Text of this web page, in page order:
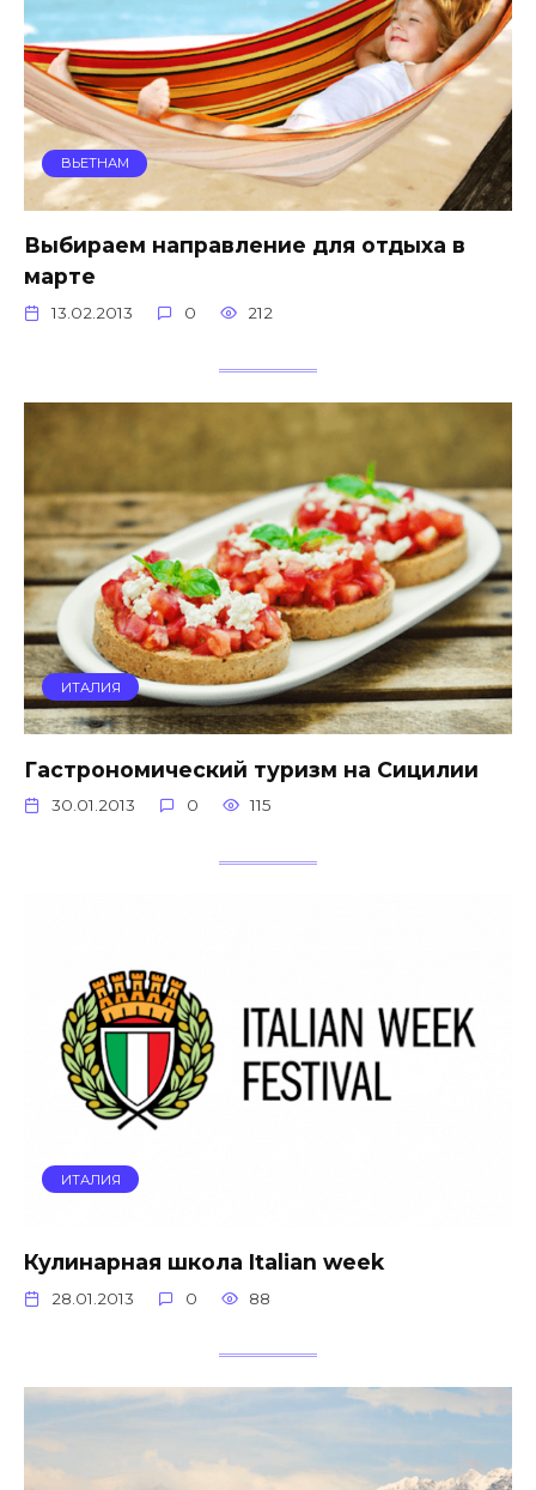
ВЬЕТНАМ
Выбираем направление для отдыха в
марте
13.02.2013 0 212
ИТАЛИЯ
Гастрономический туризм на Сицилии
30.01.2013 0 115
ИТАЛИЯ
Кулинарная школа Italian week
28.01.2013 0 88